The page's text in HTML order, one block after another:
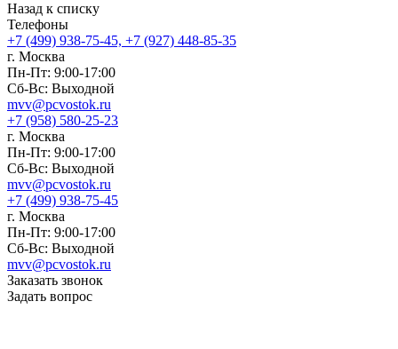
Назад к списку
Телефоны
+7 (499) 938-75-45, +7 (927) 448-85-35
г. Москва
Пн-Пт: 9:00-17:00
Сб-Вс: Выходной
mvv@pcvostok.ru
+7 (958) 580-25-23
г. Москва
Пн-Пт: 9:00-17:00
Сб-Вс: Выходной
mvv@pcvostok.ru
+7 (499) 938-75-45
г. Москва
Пн-Пт: 9:00-17:00
Сб-Вс: Выходной
mvv@pcvostok.ru
Заказать звонок
Задать вопрос